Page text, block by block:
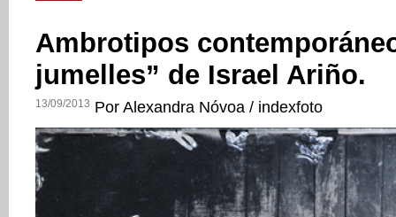
Ambrotipos
jumelles” de Israel Ariño.
13/09/2013 Por Alexandra Nóvoa / indexfoto